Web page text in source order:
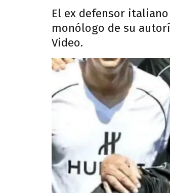
El ex defensor
monólogo de su
Video.